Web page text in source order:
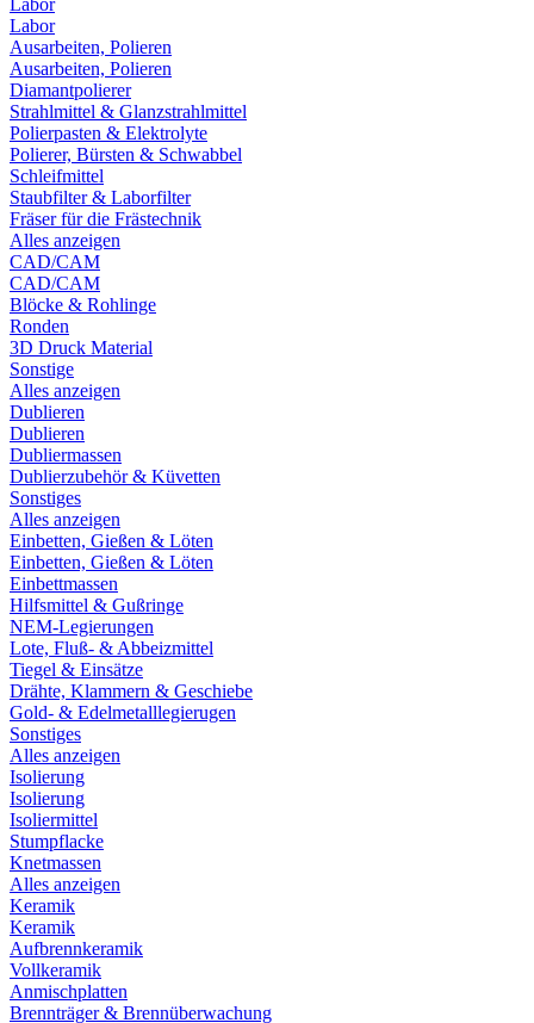
Labor
Labor
Ausarbeiten, Polieren
Ausarbeiten, Polieren
Diamantpolierer
Strahlmittel & Glanzstrahlmittel
Polierpasten & Elektrolyte
Polierer, Bürsten & Schwabbel
Schleifmittel
Staubfilter & Laborfilter
Fräser für die Frästechnik
Alles anzeigen
CAD/CAM
CAD/CAM
Blöcke & Rohlinge
Ronden
3D Druck Material
Sonstige
Alles anzeigen
Dublieren
Dublieren
Dubliermassen
Dublierzubehör & Küvetten
Sonstiges
Alles anzeigen
Einbetten, Gießen & Löten
Einbetten, Gießen & Löten
Einbettmassen
Hilfsmittel & Gußringe
NEM-Legierungen
Lote, Fluß- & Abbeizmittel
Tiegel & Einsätze
Drähte, Klammern & Geschiebe
Gold- & Edelmetalllegierugen
Sonstiges
Alles anzeigen
Isolierung
Isolierung
Isoliermittel
Stumpflacke
Knetmassen
Alles anzeigen
Keramik
Keramik
Aufbrennkeramik
Vollkeramik
Anmischplatten
Brennträger & Brennüberwachung